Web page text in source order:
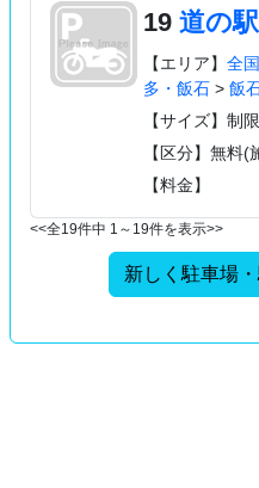
19 道の
【エリア】 全国
多・飯石> 飯
【サイズ】制
【区分】無料(
【料金】
<<全19件中 1～19件を表示>>
新しく駐車場